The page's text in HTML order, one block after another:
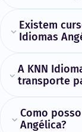
Existem
Idiomas
A KNN
transporte
Como
Angélica?